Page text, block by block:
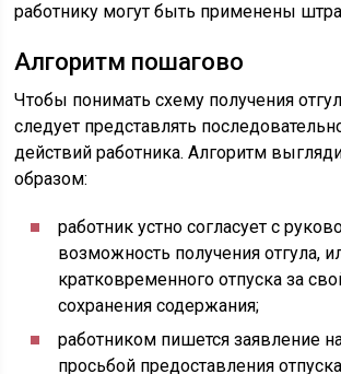
работнику могут быть применены
Алгоритм пошагово
Чтобы понимать схему получения
следует представлять
действий работника. Алгоритм
образом:
работник устно согласует с
возможность получения отгула,
кратковременного отпуска за
сохранения содержания;
работником пишется заявление
просьбой предоставления